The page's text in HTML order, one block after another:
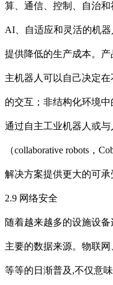
算、通信、控制、自治
AI、自适应和灵活的机
提供降低的生产成本。
主机器人可以自己决定
的交互；非结构化环境
通过自主工业机器人或
（collaborative robots，
解决方案提供更大的可承
2.9 网络安全
随着越来越多的设施设
主要的数据来源。物联
等等的日渐普及,不仅意